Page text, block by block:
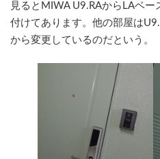
見るとMIWA U9.RAからLAベー
付けてあります。他の部屋は
から変更しているのだという。